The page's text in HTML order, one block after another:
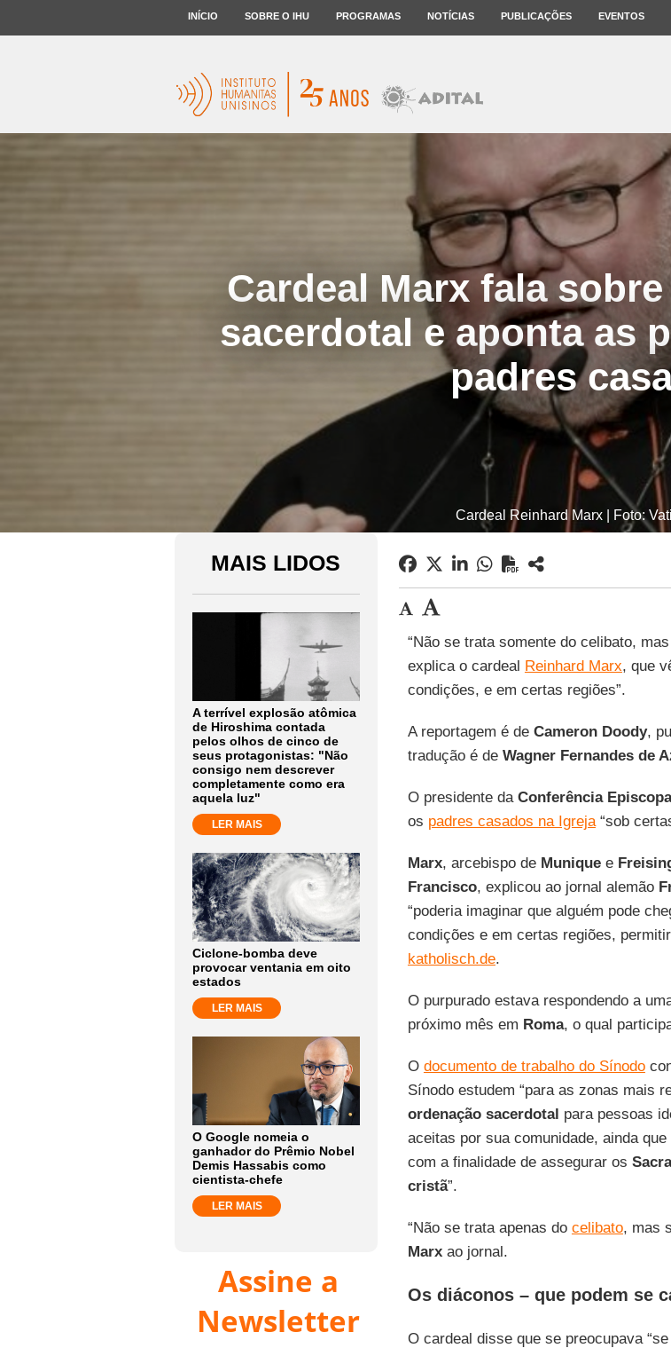
INÍCIO SOBRE O IHU PROGRAMAS NOTÍCIAS PUBLICAÇÕES EVENTOS
Cardeal Marx fala
sacerdotal e aponta as
padres
Cardeal Reinhard Marx | Foto:
MAIS LIDOS
A terrível explosão atômica
de Hiroshima contada
pelos olhos de cinco de
seus protagonistas: "Não
consigo nem descrever
completamente como era
aquela luz"
LER MAIS
Ciclone-bomba deve
provocar ventania em oito
estados
LER MAIS
O Google nomeia o
ganhador do Prêmio Nobel
Demis Hassabis como
cientista-chefe
LER MAIS
Assine a
Newsletter
“Não se trata somente do celibato,
explica o cardeal Reinhard Marx, que
condições, e em certas regiões”.
A reportagem é de Cameron Doody,
tradução é de Wagner Fernandes de
O presidente da Conferência
os padres casados na Igreja“sob
Marx, arcebispo de Muniquee
Francisco, explicou ao jornal alemão
“poderia imaginar que alguém pode
condições e em certas regiões,
katholisch.de.
O purpurado estava respondendo a
próximo mês em Roma, o qual
O documento de trabalho do Sínodo
Sínodo estudem “para as zonas mais
ordenação sacerdotal para pessoas
aceitas por sua comunidade, ainda
com a finalidade de assegurar os
cristã”.
“Não se trata apenas do celibato, mas
Marxao jornal.
Os diáconos – que podem se
O cardeal disse que se preocupava